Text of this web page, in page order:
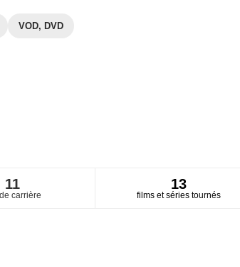
VOD, DVD
11
carrière
13
films et séries tournés